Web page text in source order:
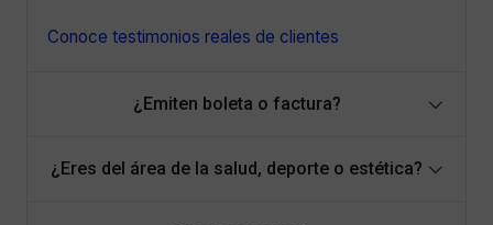
Conoce testimonios reales de clientes
¿Emiten boleta o factura?
¿Eres del área de la salud, deporte o estética?